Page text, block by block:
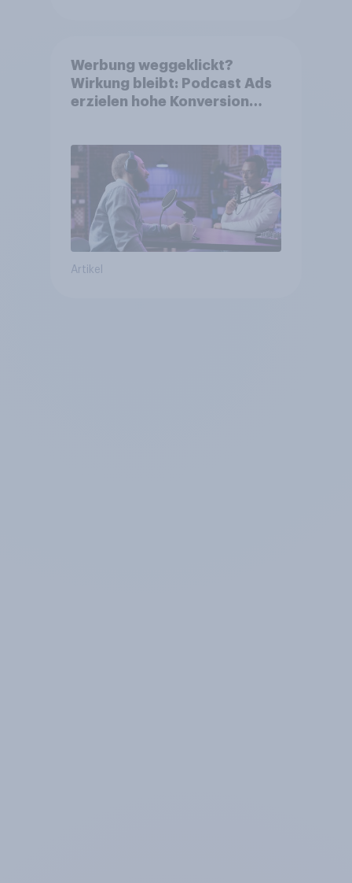
Werbung weggeklickt?
Wirkung bleibt: Podcast Ads
erzielen hohe Konversion
Artikel